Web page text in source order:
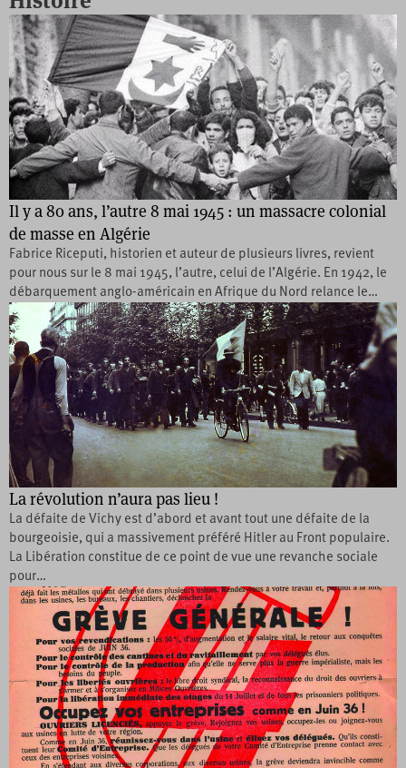
Il y a 80 ans, l’autre 8 mai 1945 : un massacre colonial
de masse en Algérie
Fabrice Riceputi, historien et auteur de plusieurs livres, revient
pour nous sur le 8 mai 1945, l’autre, celui de l’Algérie. En 1942, le
débarquement anglo-américain en Afrique du Nord relance le…
La révolution n’aura pas lieu !
La défaite de Vichy est d’abord et avant tout une défaite de la
bourgeoisie, qui a massivement préféré Hitler au Front populaire.
La Libération constitue de ce point de vue une revanche sociale
pour…